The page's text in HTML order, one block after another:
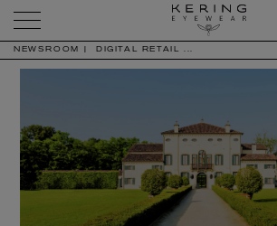
NEWSROOM DIGITAL RETAIL ...